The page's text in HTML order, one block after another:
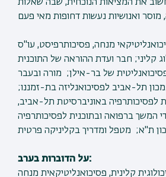
את המציאות הנוכחית, שבה שאלות
מנחה, פסיכותרפיסט, עו"ס
קליני; חבר ועדת ההוראה של התוכנית
של בר-אילן; מורה ובעבר
תל-אביב לפסיכואנליזה בת-זמננו;
לפסיכותרפיה באוניברסיטת תל-אביב,
המשך ברפואה ובתוכנית לפסיכותרפיה
על הדוברות בערב:
קלינית, פסיכואנליטיקאית מנחה